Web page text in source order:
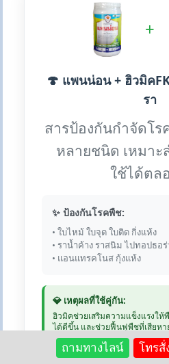
+
🍄 แพนน่อน + ฮิวมิค
รา
สารป้องกันกำจัดโร
หลายชนิด เหมา
ใช้ได้ตล
✨ ป้องกันโรคพืช:
• ใบไหม้ ใบจุด ใบติด กิ่งแห้ง
• ราน้ำค้าง ราสนิม ไปทอปธอร่
• แอนแทรคโนส กุ้งแห้ง
💎 เหตุผลที่ใช้คู่กัน:
ฮิวมิคช่วยเสริมความแข็งแรงใ
ได้ดีขึ้น และช่วยฟื้นฟูพืชที่เสียหา
ฉีดพ่นพร้อมกันได้
ถามทางไลน์ โทรสั่